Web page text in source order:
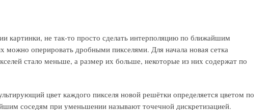
картинки, не так-то просто сделать интерполяцию по ближайшим
оперировать дробными пикселями. Для начала новая сетка
стало меньше, а размер их больше, некоторые из них содержат по
цвет каждого пикселя новой решётки определяется цветом по
соседям при уменьшении называют точечной дискретизацией.